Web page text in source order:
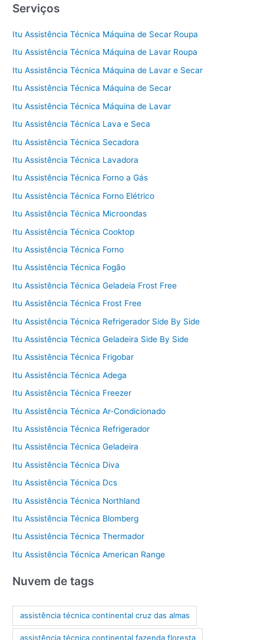
Serviços
Itu Assistência Técnica Máquina de Secar Roupa
Itu Assistência Técnica Máquina de Lavar Roupa
Itu Assistência Técnica Máquina de Lavar e Secar
Itu Assistência Técnica Máquina de Secar
Itu Assistência Técnica Máquina de Lavar
Itu Assistência Técnica Lava e Seca
Itu Assistência Técnica Secadora
Itu Assistência Técnica Lavadora
Itu Assistência Técnica Forno a Gás
Itu Assistência Técnica Forno Elétrico
Itu Assistência Técnica Microondas
Itu Assistência Técnica Cooktop
Itu Assistência Técnica Forno
Itu Assistência Técnica Fogão
Itu Assistência Técnica Geladeia Frost Free
Itu Assistência Técnica Frost Free
Itu Assistência Técnica Refrigerador Side By Side
Itu Assistência Técnica Geladeira Side By Side
Itu Assistência Técnica Frigobar
Itu Assistência Técnica Adega
Itu Assistência Técnica Freezer
Itu Assistência Técnica Ar-Condicionado
Itu Assistência Técnica Refrigerador
Itu Assistência Técnica Geladeira
Itu Assistência Técnica Diva
Itu Assistência Técnica Dcs
Itu Assistência Técnica Northland
Itu Assistência Técnica Blomberg
Itu Assistência Técnica Thermador
Itu Assistência Técnica American Range
Nuvem de tags
assistência técnica continental cruz das almas
assistência técnica continental fazenda floresta